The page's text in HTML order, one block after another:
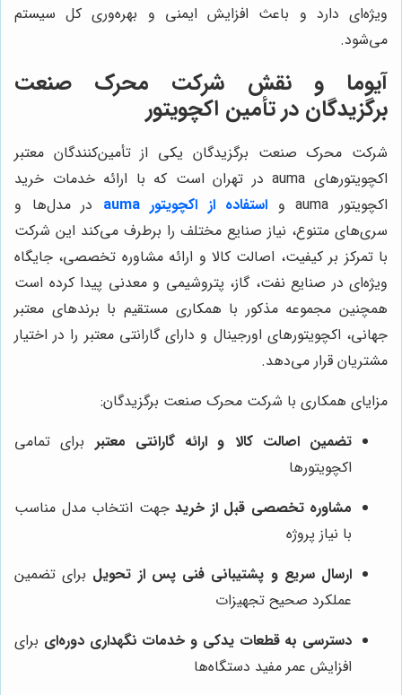
ویژه‌ای دارد و باعث افزایش ایمنی و بهره‌وری کل سیستم
می‌شود.
آیوما و نقش شرکت محرک صنعت
برگزیدگان در تأمین اکچویتور
شرکت محرک صنعت برگزیدگان یکی از تأمین‌کنندگان معتبر
اکچویتورهای auma در تهران است که با ارائه خدمات خرید
اکچویتور auma و
استفاده از اکچویتور auma
در مدل‌ها و
سری‌های متنوع، نیاز صنایع مختلف را برطرف می‌کند این شرکت
با تمرکز بر کیفیت، اصالت کالا و ارائه مشاوره تخصصی، جایگاه
ویژه‌ای در صنایع نفت، گاز، پتروشیمی و معدنی پیدا کرده است
همچنین مجموعه مذکور با همکاری مستقیم با برندهای معتبر
جهانی، اکچویتورهای اورجینال و دارای گارانتی معتبر را در اختیار
مشتریان قرار می‌دهد.
مزایای همکاری با شرکت محرک صنعت برگزیدگان:
تضمین اصالت کالا و ارائه گارانتی معتبر برای تمامی
اکچویتورها
مشاوره تخصصی قبل از خرید جهت انتخاب مدل مناسب
با نیاز پروژه
ارسال سریع و پشتیبانی فنی پس از تحویل برای تضمین
عملکرد صحیح تجهیزات
دسترسی به قطعات یدکی و خدمات نگهداری دوره‌ای برای
افزایش عمر مفید دستگاه‌ها